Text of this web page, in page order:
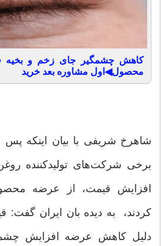
محصول◀اول مشاوره بعد خرید
شاهرخ شریفی با بیان اینکه
برخی شرکت‌های تولیدکننده
افزایش قیمت، از عرضه
کردند، به دیده بان ایران گفت:
دلیل کاهش عرضه افزایش